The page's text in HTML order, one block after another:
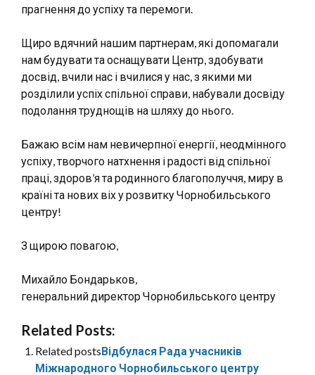
прагнення до успіху та перемоги.
Щиро вдячний нашим партнерам, які допомагали
нам будувати та оснащувати Центр, здобувати
досвід, вчили нас і вчилися у нас, з якими ми
розділили успіх спільної справи, набували досвіду
подолання труднощів на шляху до нього.
Бажаю всім нам невичерпної енергії, неодмінного
успіху, творчого натхнення і радості від спільної
праці, здоров’я та родинного благополуччя, миру в
країні та нових віх у розвитку Чорнобильського
центру!
З щирою повагою,
Михайло Бондарьков,
генеральний директор Чорнобильського центру
Related Posts:
Related postsВідбулася Рада учасників
Міжнародного Чорнобильського центру